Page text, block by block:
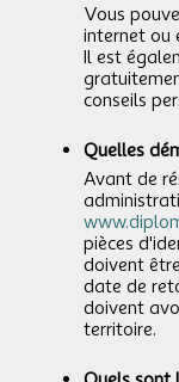
Vous
internet ou
Il est
conseils
Quelles
Avant de
pièces
doivent
date de
doivent
territoire.